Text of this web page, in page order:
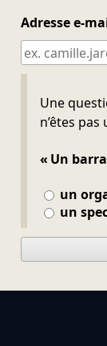
Adresse e-
Une
n’êtes
« Un
un
un
Ne pas